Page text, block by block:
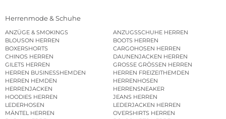
Herrenmode & Schuhe
ANZÜGE & SMOKINGS
ANZUGSSCHUHE HERREN
BLOUSON HERREN
BOOTS HERREN
BOXERSHORTS
CARGOHOSEN HERREN
CHINOS HERREN
DAUNENJACKEN HERREN
GILETS HERREN
GROSSE GRÖSSEN HERREN
HERREN BUSINESSHEMDEN
HERREN FREIZEITHEMDEN
HERREN HEMDEN
HERRENHOSEN
HERRENJACKEN
HERRENSNEAKER
HOODIES HERREN
JEANS HERREN
LEDERHOSEN
LEDERJACKEN HERREN
MÄNTEL HERREN
OVERSHIRTS HERREN